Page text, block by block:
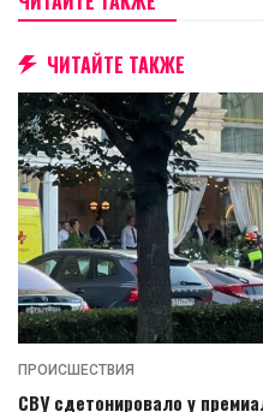
ЧИТАЙТЕ ТАКЖЕ
ПРОИСШЕСТВИЯ
СВУ сдетонировало у